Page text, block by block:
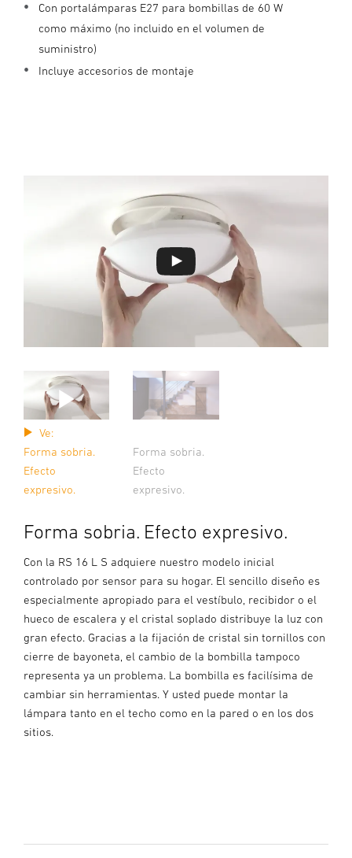
Con portalámparas E27 para bombillas de 60 W
como máximo (no incluido en el volumen de
suministro)
Incluye accesorios de montaje
Ve:
Forma sobria.
Efecto
expresivo.
Forma sobria.
Efecto
expresivo.
Forma sobria. Efecto expresivo.
Con la RS 16 L S adquiere nuestro modelo inicial
controlado por sensor para su hogar. El sencillo diseño es
especialmente apropiado para el vestíbulo, recibidor o el
hueco de escalera y el cristal soplado distribuye la luz con
gran efecto. Gracias a la fijación de cristal sin tornillos con
cierre de bayoneta, el cambio de la bombilla tampoco
representa ya un problema. La bombilla es facilísima de
cambiar sin herramientas. Y usted puede montar la
lámpara tanto en el techo como en la pared o en los dos
sitios.